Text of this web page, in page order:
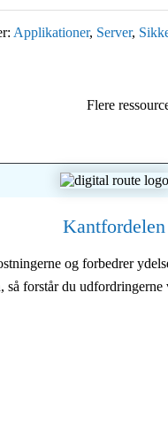
Applikationer, Server,
Flere
Kantfordelen
og forbedrer
så forstår du